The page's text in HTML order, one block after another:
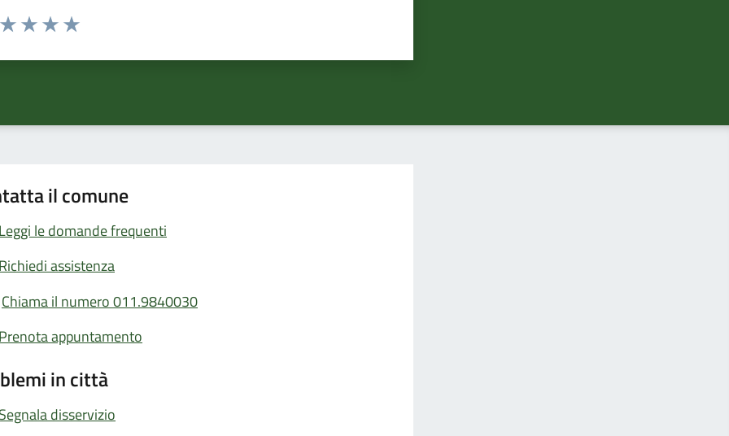
da 1 a 5 stelle la pagina
il comune
Leggi le domande frequenti
Richiedi assistenza
Chiama il numero 011.9840030
Prenota appuntamento
in città
Segnala disservizio